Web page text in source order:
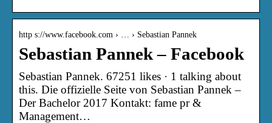
http s://www.facebook.com › … › Sebastian Pannek
Sebastian Pannek – Facebook
Sebastian Pannek. 67251 likes · 1 talking about
this. Die offizielle Seite von Sebastian Pannek –
Der Bachelor 2017 Kontakt: fame pr &
Management…